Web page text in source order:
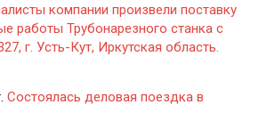
компании произвели поставку
работы Трубонарезного станка с
г. Усть-Кут, Иркутская область.
Состоялась деловая поездка в